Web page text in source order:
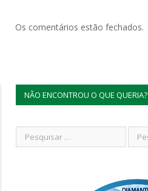
Os comentários estão fechados.
NÃO ENCONTROU O QUE QUERIA?